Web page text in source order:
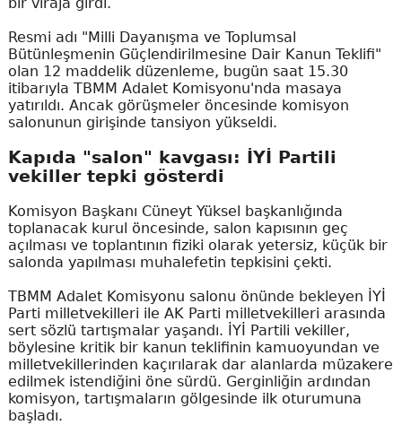
Resmi adı "Milli Dayanışma ve Toplumsal
Bütünleşmenin Güçlendirilmesine Dair Kanun Teklifi"
olan 12 maddelik düzenleme, bugün saat 15.30
itibarıyla TBMM Adalet Komisyonu'nda masaya
yatırıldı. Ancak görüşmeler öncesinde komisyon
salonunun girişinde tansiyon yükseldi.
Kapıda "salon" kavgası: İYİ Partili
vekiller tepki gösterdi
Komisyon Başkanı Cüneyt Yüksel başkanlığında
toplanacak kurul öncesinde, salon kapısının geç
açılması ve toplantının fiziki olarak yetersiz, küçük bir
salonda yapılması muhalefetin tepkisini çekti.
TBMM Adalet Komisyonu salonu önünde bekleyen İYİ
Parti milletvekilleri ile AK Parti milletvekilleri arasında
sert sözlü tartışmalar yaşandı. İYİ Partili vekiller,
böylesine kritik bir kanun teklifinin kamuoyundan ve
milletvekillerinden kaçırılarak dar alanlarda müzakere
edilmek istendiğini öne sürdü. Gerginliğin ardından
komisyon, tartışmaların gölgesinde ilk oturumuna
başladı.